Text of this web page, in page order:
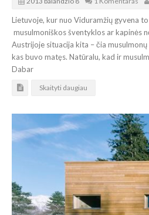
Lietuvoje, kur nuo Viduramžių gyvena
musulmoniškos šventyklos ar kapinės
Austrijoje situacija kita – čia
kas buvo matęs. Natūralu, kad ir
Dabar
Skaityti daugiau